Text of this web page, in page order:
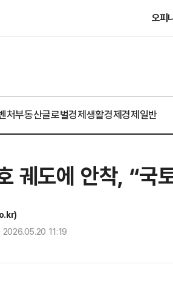
오피
처부동산글로벌경제생활경제경제일반
궤도에 안착, “국
2026.05.20 11:19